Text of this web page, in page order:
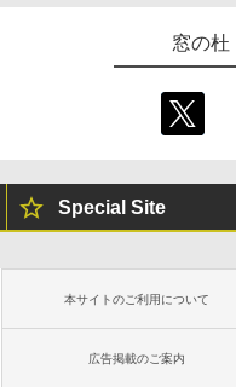
窓の杜
Special Site
本サイトのご利用について
広告掲載のご案内